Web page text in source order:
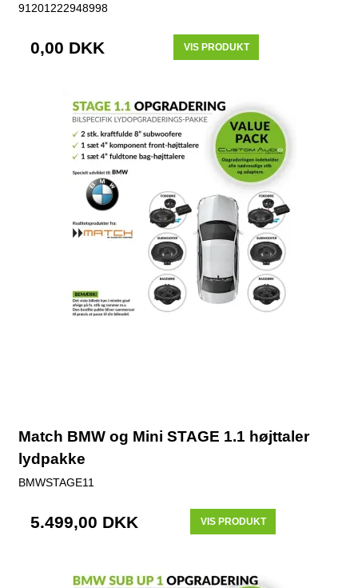
91201222948998
0,00 DKK VIS PRODUKT
Match BMW og Mini STAGE 1.1 højttaler
lydpakke
BMWSTAGE11
5.499,00 DKK VIS PRODUKT